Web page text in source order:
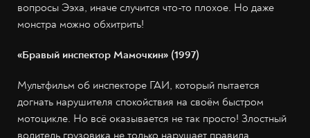
вопросы Ээха, иначе случится что-то плохое. Но даже
монстра можно обхитрить!
«Бравый инспектор Мамочкин» (1997)
Мультфильм об инспекторе ГАИ, который пытается
догнать нарушителя спокойствия на своём быстром
мотоцикле. Но всё оказывается не так просто! Злостный